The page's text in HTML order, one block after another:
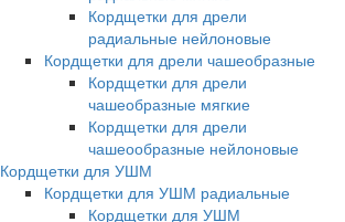
Кордщетки для дрели
радиальные нейлоновые
Кордщетки для дрели чашеобразные
Кордщетки для дрели
чашеобразные мягкие
Кордщетки для дрели
чашеообразные нейлоновые
Кордщетки для УШМ
Кордщетки для УШМ радиальные
Кордщетки для УШМ